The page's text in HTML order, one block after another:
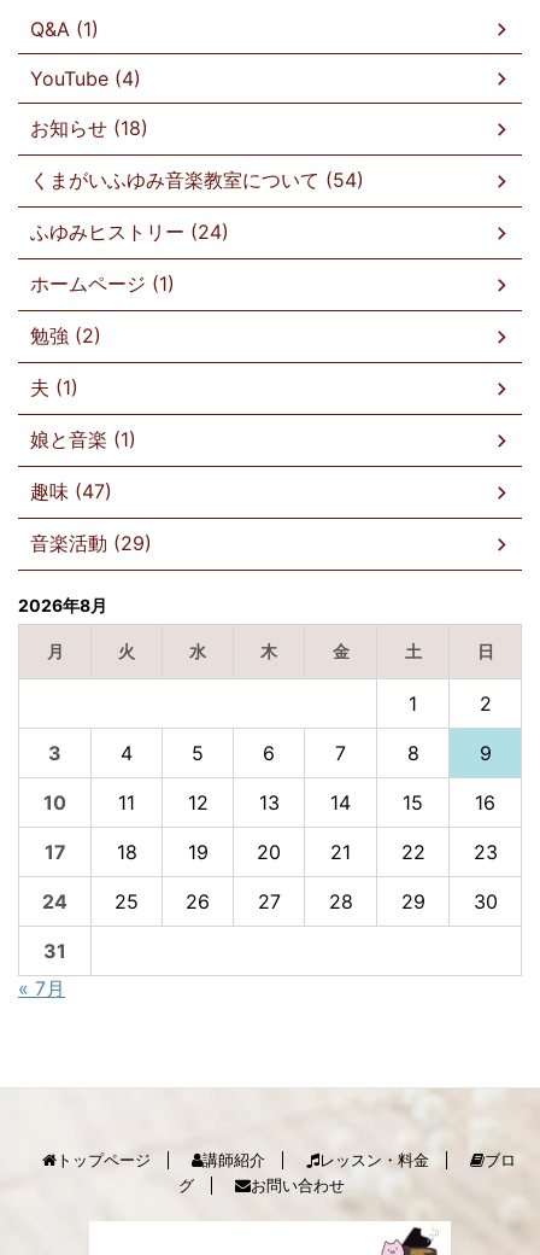
Q&A (1)
YouTube (4)
お知らせ (18)
くまがいふゆみ音楽教室について (54)
ふゆみヒストリー (24)
ホームページ (1)
勉強 (2)
夫 (1)
娘と音楽 (1)
趣味 (47)
音楽活動 (29)
2026年8月
月 火 水 木 金 土 日
1 2
3 4 5 6 7 8 9
10 11 12 13 14 15 16
17 18 19 20 21 22 23
24 25 26 27 28 29 30
31
« 7月
トップページ 講師紹介 レッスン・料金
ブロ
グ
お問い合わせ